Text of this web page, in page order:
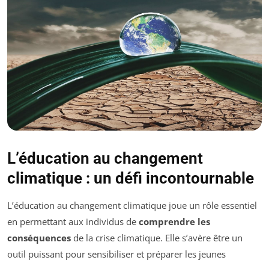
L’éducation au changement
climatique : un défi incontournable
L’éducation au changement climatique joue un rôle essentiel
en permettant aux individus de comprendre les
conséquences de la crise climatique. Elle s’avère être un
outil puissant pour sensibiliser et préparer les jeunes